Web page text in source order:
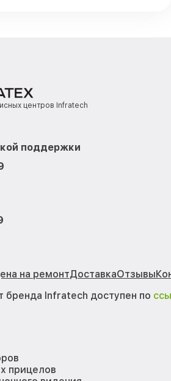
центров Infratech
поддержки
на ремонтДоставкаОтзывы
бренда Infratech доступен по
прицелов